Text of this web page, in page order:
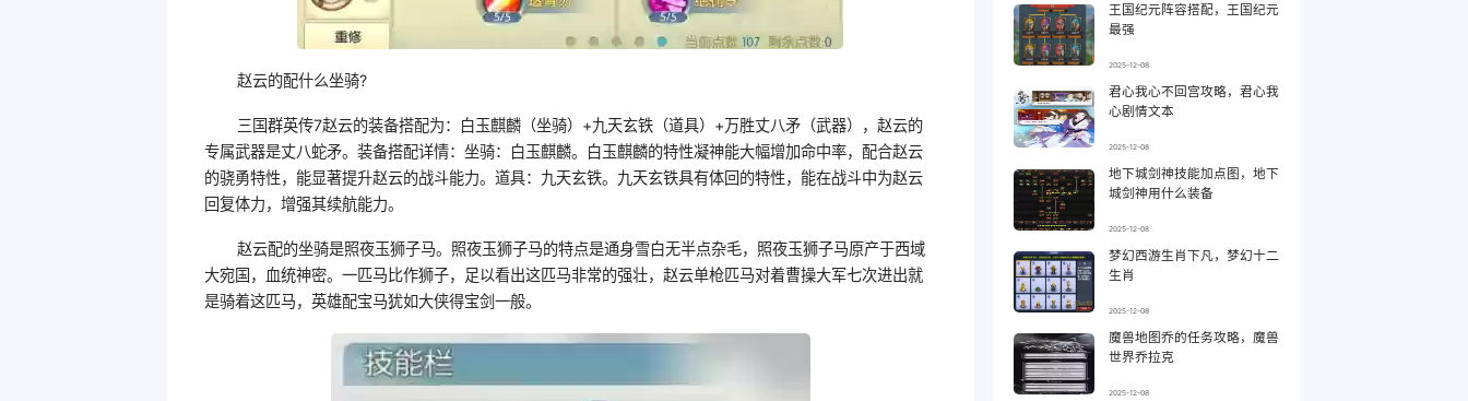
赵云的配什么坐骑?
三国群英传7赵云的装备搭配为：白玉麒麟（坐骑）+九天玄铁（道具）+万胜丈八矛（武器），赵云的
专属武器是丈八蛇矛。装备搭配详情：坐骑：白玉麒麟。白玉麒麟的特性凝神能大幅增加命中率，配合赵云
的骁勇特性，能显著提升赵云的战斗能力。道具：九天玄铁。九天玄铁具有体回的特性，能在战斗中为赵云
回复体力，增强其续航能力。
赵云配的坐骑是照夜玉狮子马。照夜玉狮子马的特点是通身雪白无半点杂毛，照夜玉狮子马原产于西域
大宛国，血统神密。一匹马比作狮子，足以看出这匹马非常的强壮，赵云单枪匹马对着曹操大军七次进出就
是骑着这匹马，英雄配宝马犹如大侠得宝剑一般。
王国纪元阵容搭配，王国纪元
最强
2025-12-08
君心我心不回宫攻略，君心我
心剧情文本
2025-12-08
地下城剑神技能加点图，地下
城剑神用什么装备
2025-12-08
梦幻西游生肖下凡，梦幻十二
生肖
2025-12-08
魔兽地图乔的任务攻略，魔兽
世界乔拉克
2025-12-08